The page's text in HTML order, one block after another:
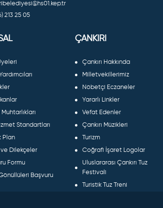
213 25 05
Standartları
Plan
ve Dilekçeler
Formu
Başvuru
ÇANKIRI
Çankırı Hakkında
Milletvekillerimiz
Nöbetçi Eczaneler
Yararlı Linkler
Vefat Edenler
Çankırı Müzikleri
Turizm
Coğrafi İşaret Logolar
Uluslararası Çankırı Tuz
Festivali
Turistik Tuz Treni